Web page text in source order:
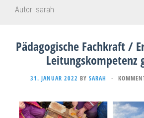
Autor: sarah
Pädagogische Fachkraft /
Leitungskompetenz
31. JANUAR 2022 BY SARAH ·